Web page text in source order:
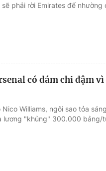
phải rời Emirates để nhường
có dám chi đậm
Williams, ngôi sao tỏa
"khủng" 300.000 bảng/